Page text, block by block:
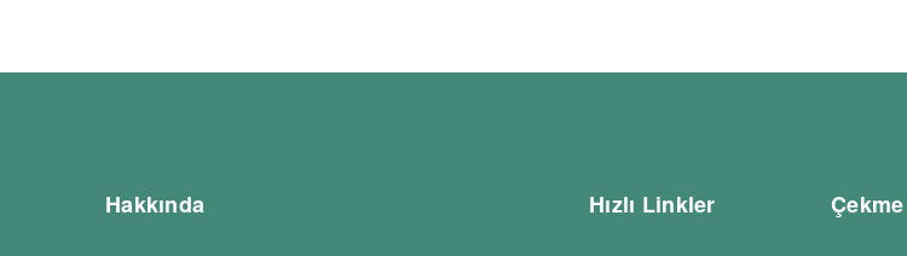
Hakkında Hızlı Linkler